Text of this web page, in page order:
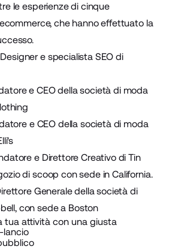
le esperienze di cinque
che hanno effettuato la
Designer e specialista SEO di
e CEO della società di moda
e CEO della società di moda
e Direttore Creativo diTin
di scoop con sede in California.
Generale della società di
, con sede a Boston
tua attività con una giusta
lancio